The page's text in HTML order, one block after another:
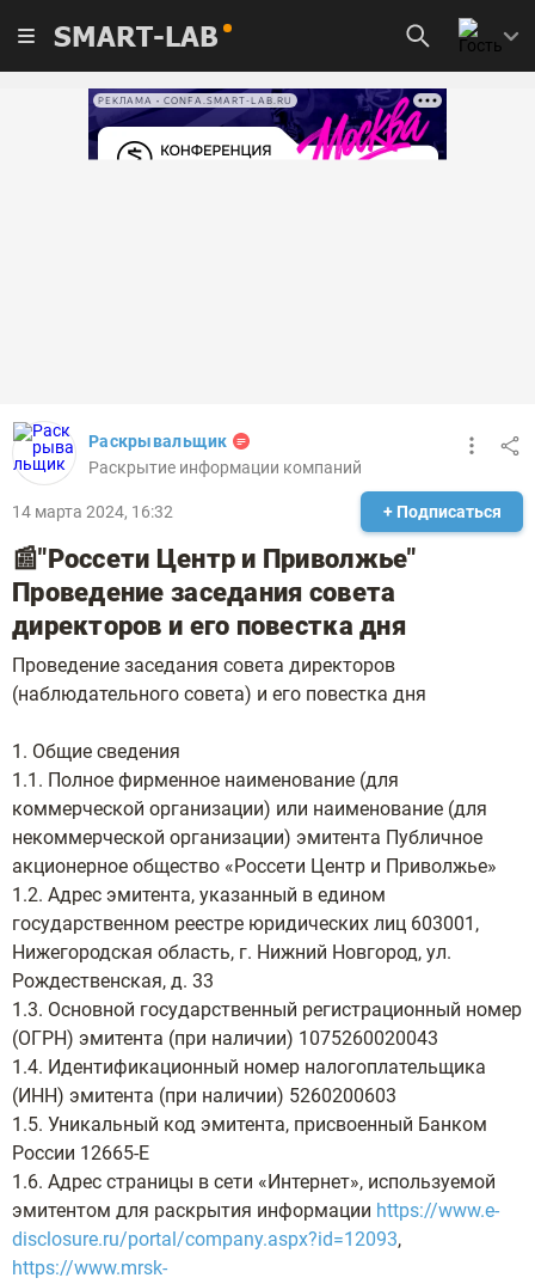
SMART-LAB
РЕКЛАМА • CONFA.SMART-LAB.RU
Раскрывальщик
Раскрытие информации компаний
14 марта 2024, 16:32 + Подписаться
📰"Россети Центр и Приволжье"
Проведение заседания совета
директоров и его повестка дня
Проведение заседания совета директоров
(наблюдательного совета) и его повестка дня
1. Общие сведения
1.1. Полное фирменное наименование (для
коммерческой организации) или наименование (для
некоммерческой организации) эмитента Публичное
акционерное общество «Россети Центр и Приволжье»
1.2. Адрес эмитента, указанный в едином
государственном реестре юридических лиц 603001,
Нижегородская область, г. Нижний Новгород, ул.
Рождественская, д. 33
1.3. Основной государственный регистрационный номер
(ОГРН) эмитента (при наличии) 1075260020043
1.4. Идентификационный номер налогоплательщика
(ИНН) эмитента (при наличии) 5260200603
1.5. Уникальный код эмитента, присвоенный Банком
России 12665-Е
1.6. Адрес страницы в сети «Интернет», используемой
эмитентом для раскрытия информации https://www.e-
disclosure.ru/portal/company.aspx?id=12093,
https://www.mrsk-